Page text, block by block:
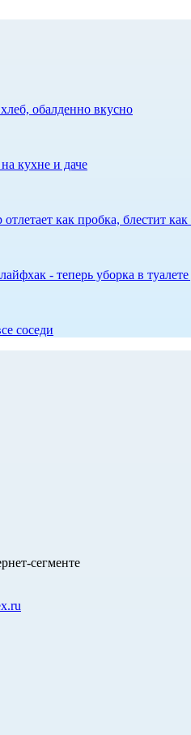
обалденно вкусно
кухне и даче
как пробка, блестит как
- теперь уборка в туалете
соседи
сегменте